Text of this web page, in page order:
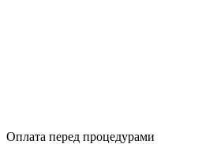
Оплата перед процедурами